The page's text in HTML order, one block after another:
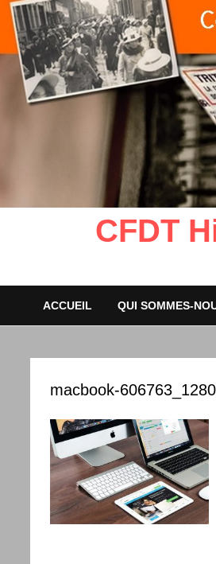
CFDT
ACCUEIL QUI SOMMES-
macbook-606763_1280